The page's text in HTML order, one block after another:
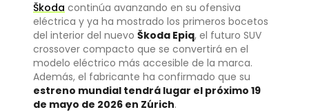
Škoda continúa avanzando en su ofensiva
eléctrica y ya ha mostrado los primeros bocetos
del interior del nuevo Škoda Epiq, el futuro SUV
crossover compacto que se convertirá en el
modelo eléctrico más accesible de la marca.
Además, el fabricante ha confirmado que su
estreno mundial tendrá lugar el próximo 19
de mayo de 2026 en Zúrich.